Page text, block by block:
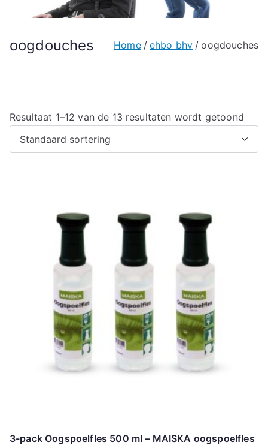
oogdouches Home ehbo bhv oogdouches
Resultaat 1–12 van de 13 resultaten wordt getoond
3-pack Oogspoelfles 500 ml – MAISKA oogspoelfles